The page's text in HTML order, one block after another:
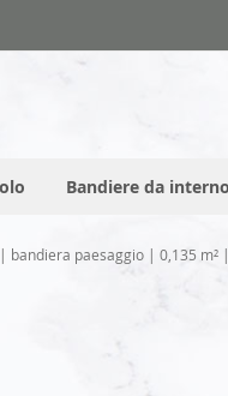
Bandiere da
bandiera paesaggio | 0,135 m²